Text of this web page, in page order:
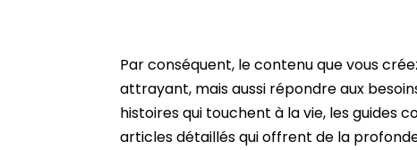
Par conséquent, le contenu que vous
attrayant, mais aussi répondre aux
histoires qui touchent à la vie, les guides
articles détaillés qui offrent de la